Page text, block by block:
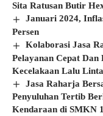
Sita Ratusan Butir
Januari 2024,
Persen
Kolaborasi Jasa
Pelayanan Cepat
Kecelakaan Lalu
Jasa Raharja
Penyuluhan Tertib
Kendaraan di SMKN